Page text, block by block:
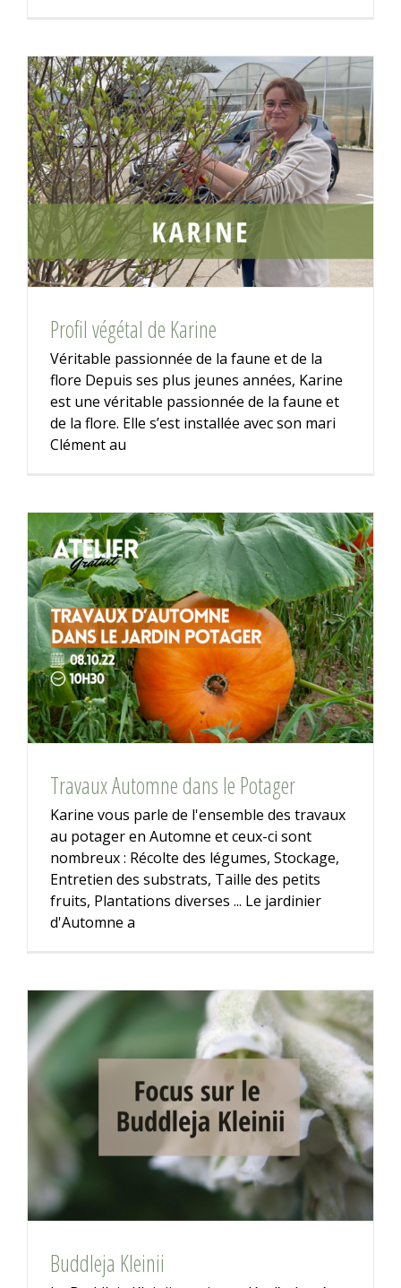
Profil végétal de Karine
Véritable passionnée de la faune et de la
flore Depuis ses plus jeunes années, Karine
est une véritable passionnée de la faune et
de la flore. Elle s’est installée avec son mari
Clément au
Travaux Automne dans le Potager
Karine vous parle de l'ensemble des travaux
au potager en Automne et ceux-ci sont
nombreux : Récolte des légumes, Stockage,
Entretien des substrats, Taille des petits
fruits, Plantations diverses ... Le jardinier
d'Automne a
Buddleja Kleinii